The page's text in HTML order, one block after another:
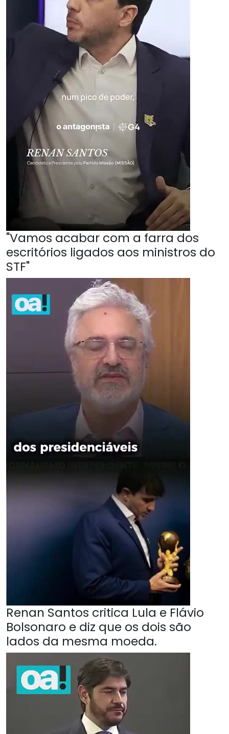
"Vamos acabar com a farra dos
escritórios ligados aos ministros do
STF"
Renan Santos critica Lula e Flávio
Bolsonaro e diz que os dois são
lados da mesma moeda.